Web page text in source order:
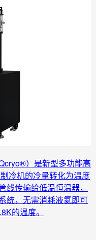
）是新型多功能高
冷机的冷量转化为温度
线传输给低温恒温器，
统，无需消耗液氦即可
的温度。